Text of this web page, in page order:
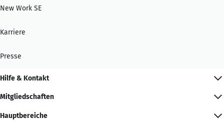
New Work SE
Karriere
Presse
Hilfe & Kontakt
Mitgliedschaften
Hauptbereiche